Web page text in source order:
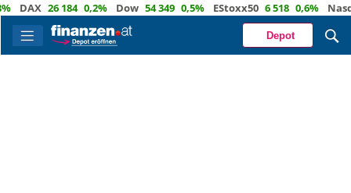
26 184 0,2% Dow 54 349 0,5% EStoxx50 6 518 0,6% Nasdaq
Depot